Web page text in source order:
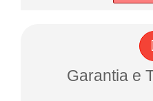
Garantia e